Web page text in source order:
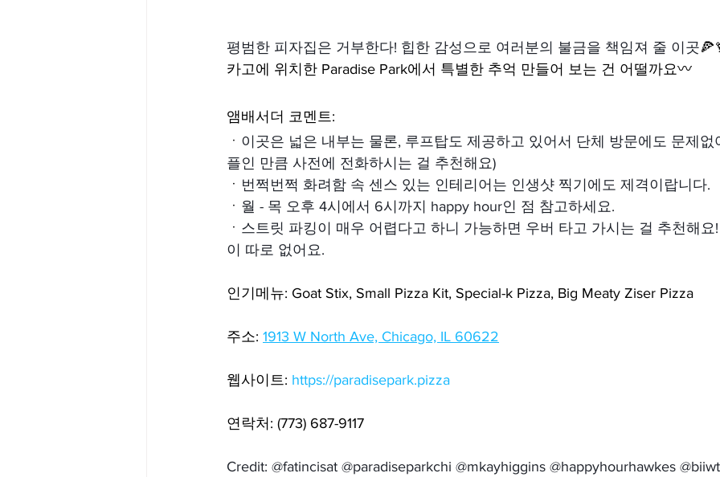
평범한 피자집은 거부한다! 힙한 감성으로 여러분의 불금을 책임져 줄 이곳
카고에 위치한 Paradise Park에서 특별한 추억 만들어 보는 건 어떨까요〰️
앰배서더 코멘트:
ㆍ 이곳은 넓은 내부는 물론, 루프탑도 제공하고 있어서 단체 방문에도 문제없
플인 만큼 사전에 전화하시는 걸 추천해요)
ㆍ 번쩍번쩍 화려함 속 센스 있는 인테리어는 인생샷 찍기에도 제격이랍니다.
ㆍ 월 - 목 오후 4시에서 6시까지 happy hour인 점 참고하세요.
ㆍ 스트릿 파킹이 매우 어렵다고 하니 가능하면 우버 타고 가시는 걸 추천해요
이 따로 없어요.
인기메뉴: Goat Stix, Small Pizza Kit, Special-k Pizza, Big Meaty Ziser Pizza
주소: 1913 W North Ave, Chicago, IL 60622
웹사이트: https://paradisepark.pizza
연락처: (773) 687-9117
Credit: @fatincisat @paradiseparkchi @mkayhiggins @happyhourhawkes